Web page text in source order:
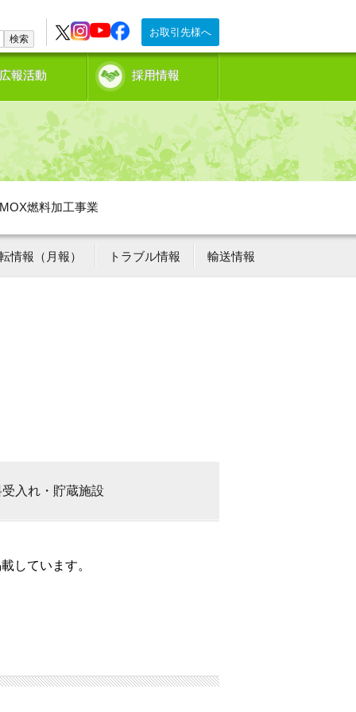
お取引先様へ
検索
広報活動 採用情報
MOX燃料加工事業
情報（月報） トラブル情報 輸送情報
受入れ・貯蔵施設
しています。